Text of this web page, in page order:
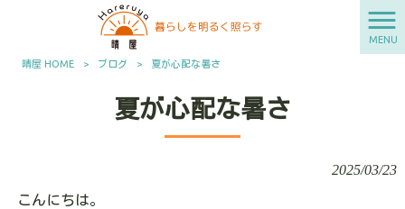
MENU
晴屋 HOME > ブログ > 夏が心配な暑さ
夏が心配な暑さ
2025/03/23
こんにちは。